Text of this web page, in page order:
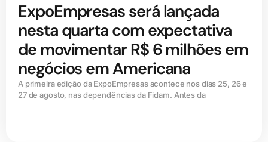
ExpoEmpresas será lançada
nesta quarta com expectativa
de movimentar R$ 6 milhões em
negócios em Americana
A primeira edição da ExpoEmpresas acontece nos dias 25, 26 e
27 de agosto, nas dependências da Fidam. Antes da